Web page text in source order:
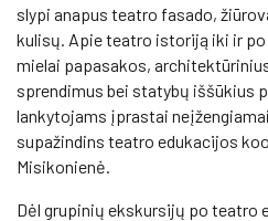
slypi anapus teatro fasado,
kulisų. Apie teatro istoriją iki ir
mielai papasakos,
sprendimus bei statybų iššūkius
lankytojams įprastai
supažindins teatro edukacijos
Misikonienė.
Dėl grupinių ekskursijų po teatro